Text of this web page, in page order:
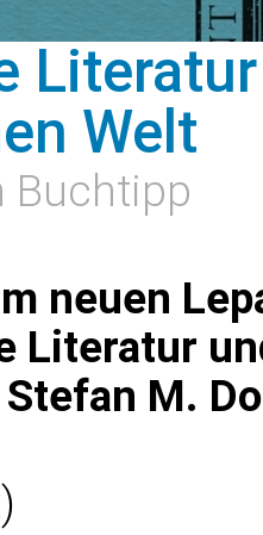
Welt
Buchtipp
neuen
Literatur
M.